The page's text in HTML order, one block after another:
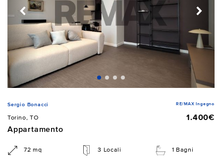
Sergio Bonacci RE/MAX Ingegno
Torino, TO
1.400€
Appartamento
72 mq 3 Locali 1 Bagni